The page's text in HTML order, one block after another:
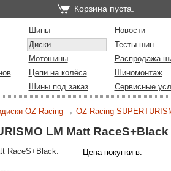
Корзина пуста.
Шины Новости
Диски Тесты шин
Мотошины Распродажа
Цепи на колёса Шиномонтаж
Шины под заказ Сервисные
OZ Racing → OZ Racing
LM Matt
RaceS+Black. Цена покупки в: